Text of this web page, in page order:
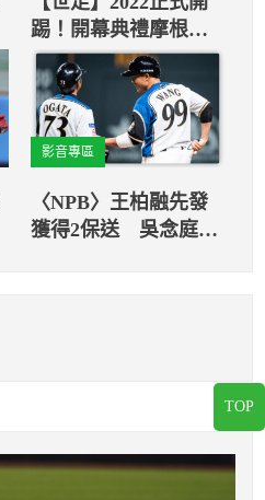
踢！開幕典禮摩根費
里曼引言嘉賓、BTS
田柾國唱主題曲之一
影音專區
〈NPB〉王柏融先發
獲得2保送 吳念庭同
TOP